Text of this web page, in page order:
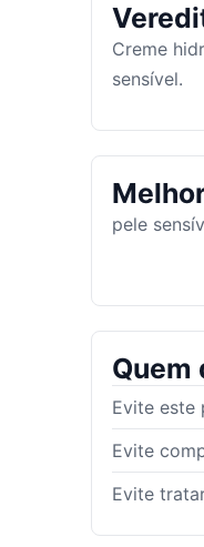
Creme
sensível.
pele
Quem
Evite este
Evite
Evite